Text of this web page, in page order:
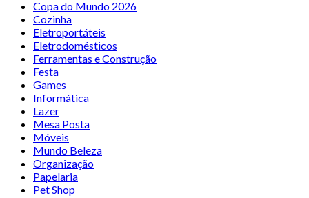
Copa do Mundo 2026
Cozinha
Eletroportáteis
Eletrodomésticos
Ferramentas e Construção
Festa
Games
Informática
Lazer
Mesa Posta
Móveis
Mundo Beleza
Organização
Papelaria
Pet Shop